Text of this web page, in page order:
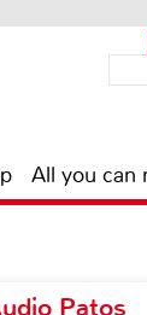
All you can
Patos